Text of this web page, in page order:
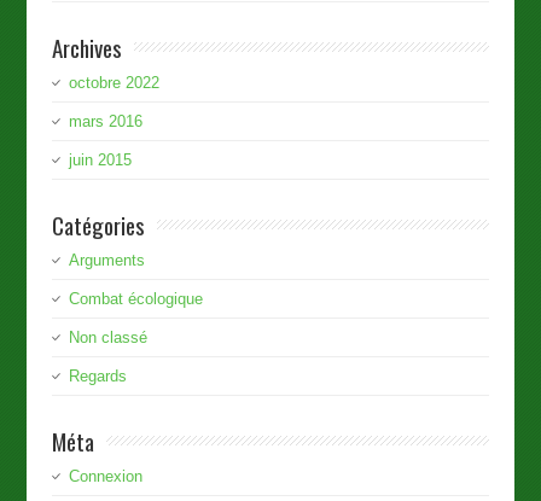
Archives
octobre 2022
mars 2016
juin 2015
Catégories
Arguments
Combat écologique
Non classé
Regards
Méta
Connexion